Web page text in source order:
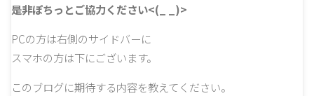
是非ぽちっとご協力ください<(_ _)>
PCの方は右側のサイドバーに
スマホの方は下にございます。
このブログに期待する内容を教えてください。